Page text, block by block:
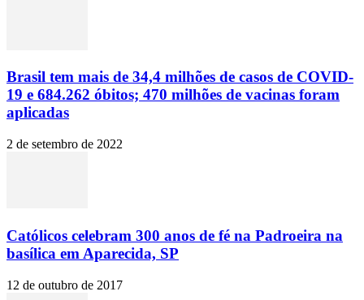
Brasil tem mais de 34,4 milhões de casos de COVID-
19 e 684.262 óbitos; 470 milhões de vacinas foram
aplicadas
2 de setembro de 2022
Católicos celebram 300 anos de fé na Padroeira na
basílica em Aparecida, SP
12 de outubro de 2017